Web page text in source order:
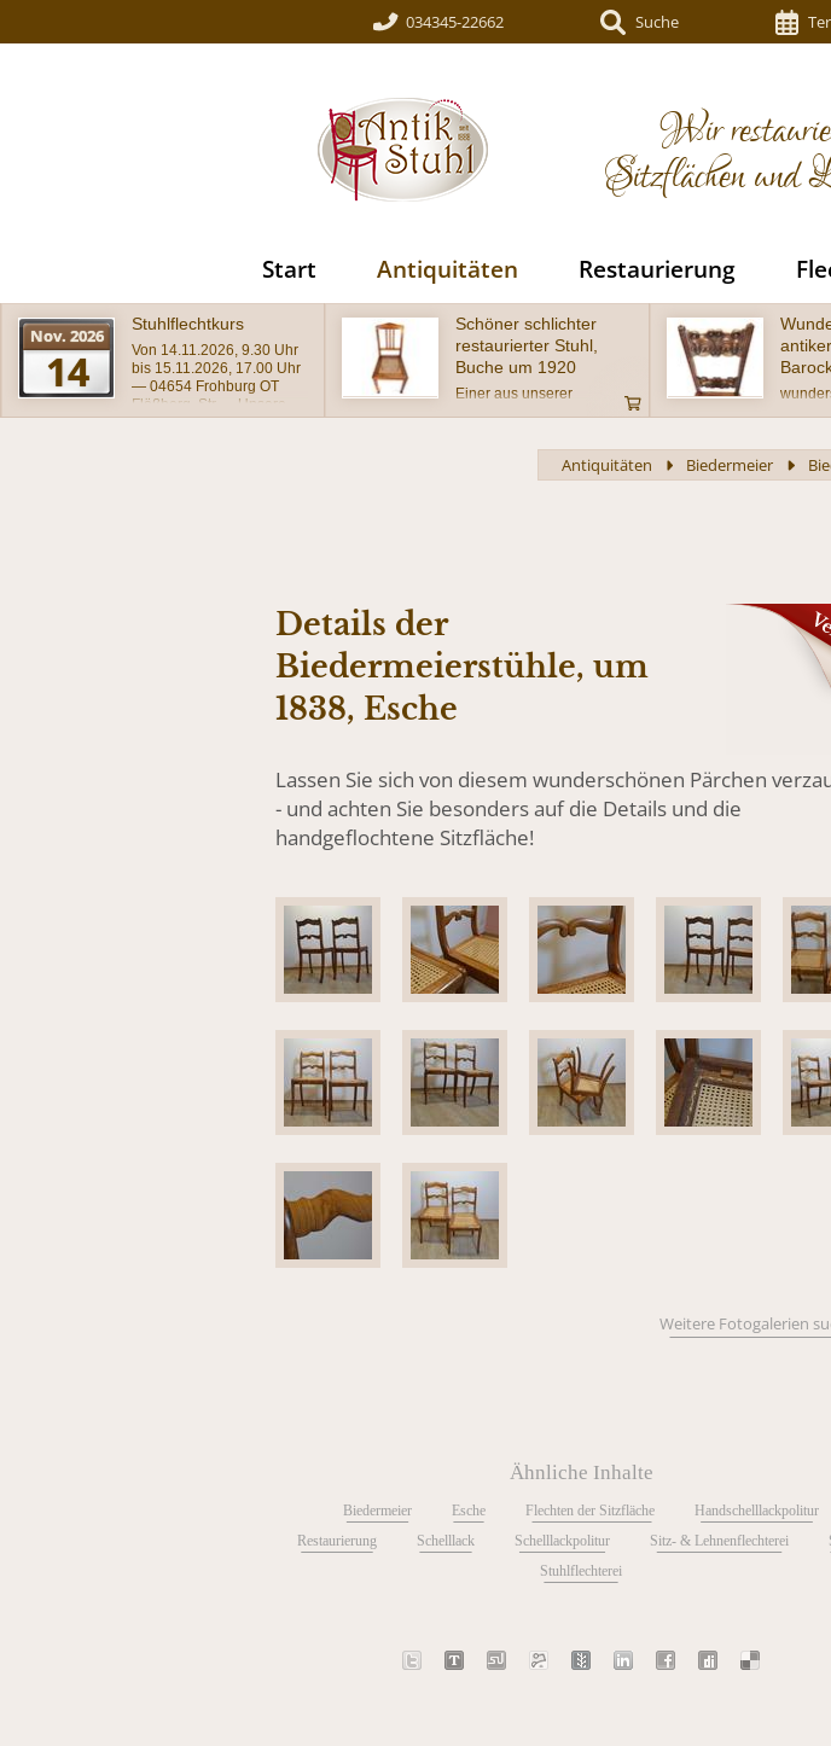
034345-22662 Suche
Wir
Sitzflächen und
Start Antiquitäten Restaurierung
Schöner schlichter
restaurierter Stuhl,
Buche um 1920
Einer aus unserer
Wunderschöner
antiker Stuhl im
Barockstil
wunderschöner antiker
geschnitzter Lehne - Alter
schätzungsweise um 1900
in wohnfertigem Zustand
1920
Sehr
Antiquitäten Biedermeier
Details der
Biedermeierstühle, um
1838, Esche
Lassen Sie sich von diesem wunderschönen Pärchen
- und achten Sie besonders auf die Details und die
handgeflochtene Sitzfläche!
Weitere Fotogalerien
Ähnliche Inhalte
Biedermeier Esche Flechten der Sitzfläche
Handschelllackpolitur
Restaurierung
Schelllack Schelllackpolitur Sitz- & Lehnenflechterei
Stuhlflechterei